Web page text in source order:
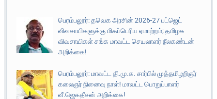
பெரம்பலூர்: தவெக அரசின் 2026-27 பட்ஜெட்
விவசாயிகளுக்கு மிகப்பெரிய ஏமாற்றம்; தமிழக
விவசாயிகள் சங்க மாவட்ட செயலாளர் நீலகண்டன்
அறிக்கை!
பெரம்பலூர்: மாவட்ட தி.மு.க. சார்பில் முத்தமிழறிஞர்
கலைஞர் நினைவு நாள்! மாவட்ட பொறுப்பாளர்
வீ.ஜெகதீசன் அறிக்கை!